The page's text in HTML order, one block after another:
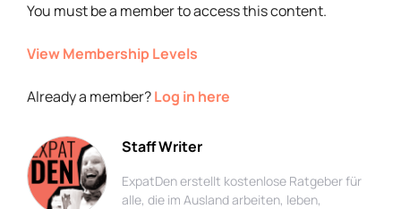
You must be a member to access this content.
View Membership Levels
Already a member?Log in here
Staff Writer
ExpatDen erstellt kostenlose Ratgeber für
alle, die im Ausland arbeiten, leben,